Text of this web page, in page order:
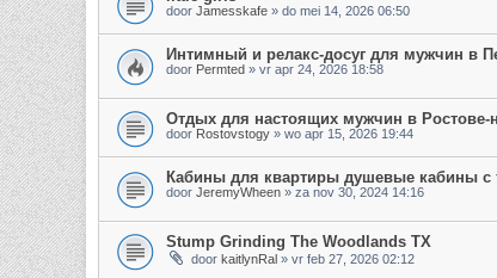
door Jamesskafe » do mei 14, 2026 06:50
Интимный и релакс-досуг для мужчин в
door Permted » vr apr 24, 2026 18:58
Отдых для настоящих мужчин в Ростове-
door Rostovstogy » wo apr 15, 2026 19:44
Кабины для квартиры душевые кабины
door JeremyWheen » za nov 30, 2024 14:16
Stump Grinding The Woodlands TX
door kaitlynRal » vr feb 27, 2026 02:12